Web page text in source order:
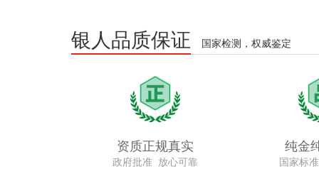
银人品质保证 国家检测，权威鉴定
资质正规真实
政府批准 放心可靠
纯金
国家标